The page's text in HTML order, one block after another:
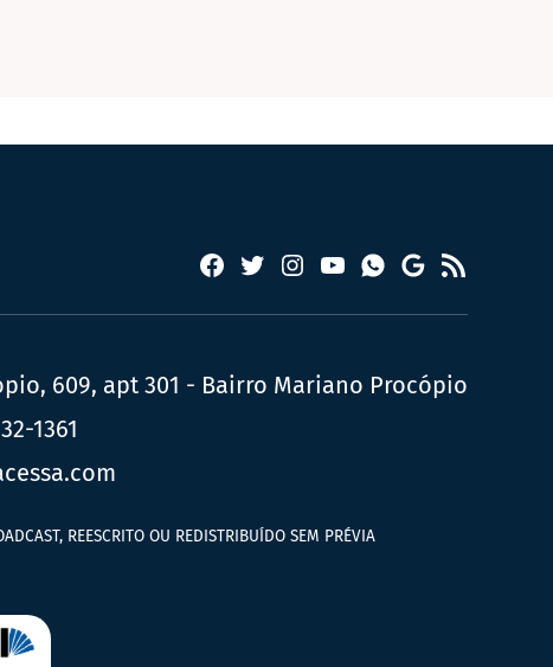
Facebook
TwitterInstagram
YouTubeWhatsapp
Google
News
RSS
609, apt 301 - Bairro Mariano Procópio
1361
REESCRITO OU REDISTRIBUÍDO SEM PRÉVIA